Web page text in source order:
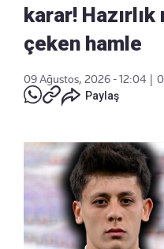
karar!
çeken hamle
09 Ağustos, 2026 - 12:04
Paylaş